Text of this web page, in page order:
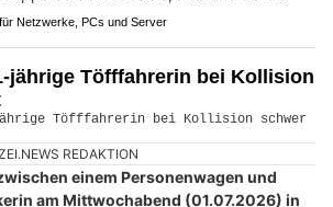
Netzwerke, PCs und Server
jährige Töfffahrerin bei Kollision
REDAKTION
einem Personenwagen und
am Mittwochabend (01.07.2026) in